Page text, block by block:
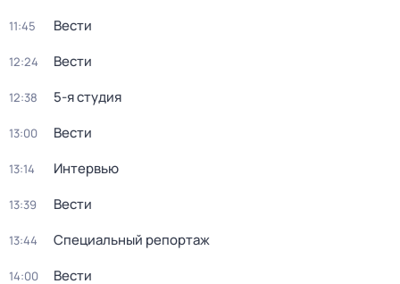
11:45 Вести
12:24 Вести
12:38 5-я студия
13:00 Вести
13:14 Интервью
13:39 Вести
13:44 Специальный репортаж
14:00 Вести